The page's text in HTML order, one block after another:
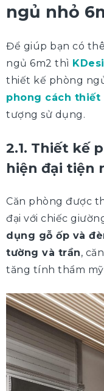
ngủ nhỏ
Để giúp bạn có
ngủ 6m2 thì
thiết kế phòng
phong cách thiết
tượng sử dụng.
2.1. Thiết kế
hiện đại tiện
Căn phòng được
đại với chiếc
dụng gỗ ốp và
tường và trần,
tăng tính thẩm mỹ